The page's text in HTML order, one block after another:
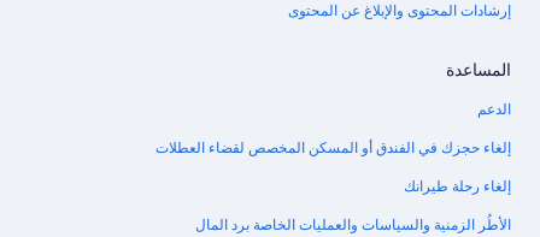
إرشادات المحتوى والإبلاغ عن المحتوى
المساعدة
الدعم
إلغاء حجزك في الفندق أو المسكن المخصص لقضاء العطلات
إلغاء رحلة طيرانك
الأطُر الزمنية والسياسات والعمليات الخاصة برد المال